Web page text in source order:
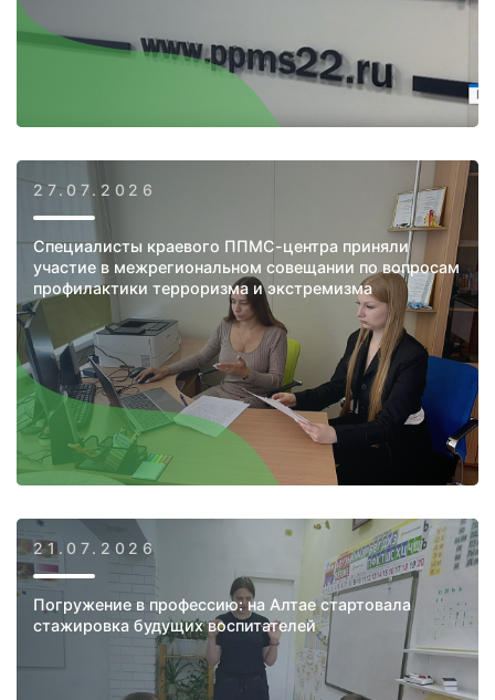
27.07.2026
Специалисты краевого ППМС-центра приняли
участие в межрегиональном совещании по вопросам
профилактики терроризма и экстремизма
21.07.2026
Погружение в профессию: на Алтае стартовала
стажировка будущих воспитателей